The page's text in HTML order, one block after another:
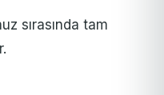
sırasında tam